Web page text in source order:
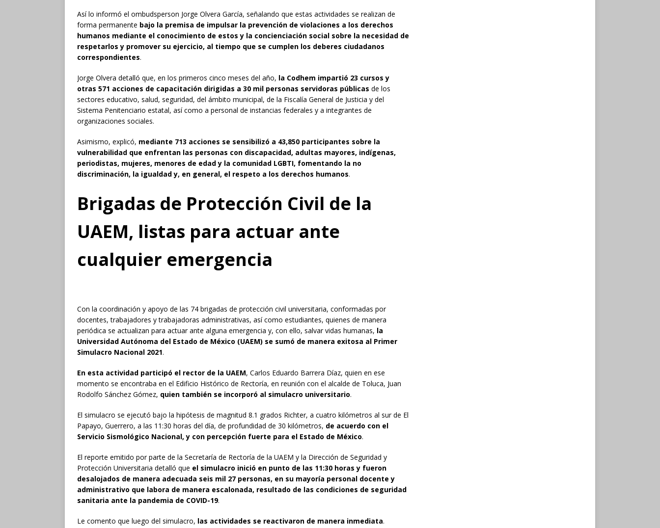
Así lo informó el ombudsperson Jorge Olvera García, señalando que estas actividades se realizan de
forma permanente bajo la premisa de impulsar la prevención de violaciones a los derechos
humanos mediante el conocimiento de estos y la concienciación social sobre la necesidad de
respetarlos y promover su ejercicio, al tiempo que se cumplen los deberes ciudadanos
correspondientes.
Jorge Olvera detalló que, en los primeros cinco meses del año, la Codhem impartió 23 cursos y
otras 571 acciones de capacitación dirigidas a 30 mil personas servidoras públicas de los
sectores educativo, salud, seguridad, del ámbito municipal, de la Fiscalía General de Justicia y del
Sistema Penitenciario estatal, así como a personal de instancias federales y a integrantes de
organizaciones sociales.
Asimismo, explicó, mediante 713 acciones se sensibilizó a 43,850 participantes sobre la
vulnerabilidad que enfrentan las personas con discapacidad, adultas mayores, indígenas,
periodistas, mujeres, menores de edad y la comunidad LGBTI, fomentando la no
discriminación, la igualdad y, en general, el respeto a los derechos humanos.
Brigadas de Protección Civil de la
UAEM, listas para actuar ante
cualquier emergencia
Con la coordinación y apoyo de las 74 brigadas de protección civil universitaria, conformadas por
docentes, trabajadores y trabajadoras administrativas, así como estudiantes, quienes de manera
periódica se actualizan para actuar ante alguna emergencia y, con ello, salvar vidas humanas, la
Universidad Autónoma del Estado de México (UAEM) se sumó de manera exitosa al Primer
Simulacro Nacional 2021.
En esta actividad participó el rector de la UAEM, Carlos Eduardo Barrera Díaz, quien en ese
momento se encontraba en el Edificio Histórico de Rectoría, en reunión con el alcalde de Toluca, Juan
Rodolfo Sánchez Gómez, quien también se incorporó al simulacro universitario.
El simulacro se ejecutó bajo la hipótesis de magnitud 8.1 grados Richter, a cuatro kilómetros al sur de El
Papayo, Guerrero, a las 11:30 horas del día, de profundidad de 30 kilómetros, de acuerdo con el
Servicio Sismológico Nacional, y con percepción fuerte para el Estado de México.
El reporte emitido por parte de la Secretaría de Rectoría de la UAEM y la Dirección de Seguridad y
Protección Universitaria detalló que el simulacro inició en punto de las 11:30 horas y fueron
desalojados de manera adecuada seis mil 27 personas, en su mayoría personal docente y
administrativo que labora de manera escalonada, resultado de las condiciones de seguridad
sanitaria ante la pandemia de COVID-19.
Le comento que luego del simulacro, las actividades se reactivaron de manera inmediata.